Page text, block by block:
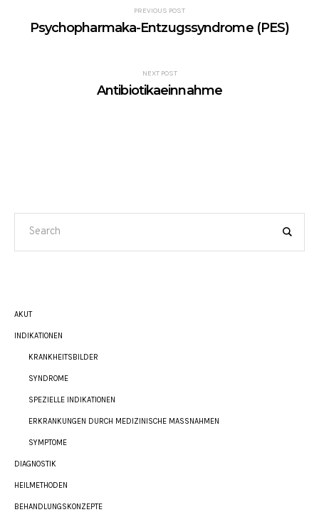
PREVIOUS POST
Psychopharmaka-Entzugssyndrome (PES)
NEXT POST
Antibiotikaeinnahme
AKUT
INDIKATIONEN
KRANKHEITSBILDER
SYNDROME
SPEZIELLE INDIKATIONEN
ERKRANKUNGEN DURCH MEDIZINISCHE MASSNAHMEN
SYMPTOME
DIAGNOSTIK
HEILMETHODEN
BEHANDLUNGSKONZEPTE